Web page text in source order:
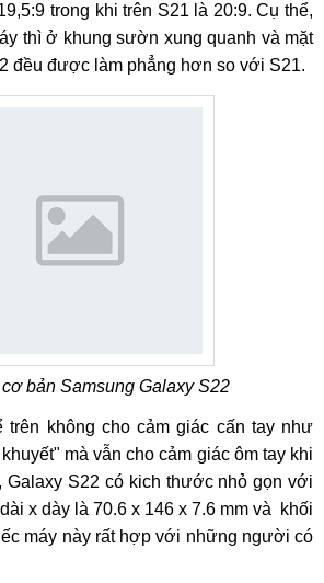
trong khi trên S21 là 20:9. Cụ thể,
thì ở khung sườn xung quanh và mặt
đều được làm phẳng hơn so với S21.
bản Samsung Galaxy S22
không cho cảm giác cấn tay như
mà vẫn cho cảm giác ôm tay khi
Galaxy S22 có kich thước nhỏ gọn với
x dày là 70.6 x 146 x 7.6 mm và khối
máy này rất hợp với những người có